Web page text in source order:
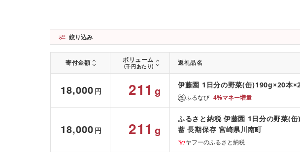
絞り込み
寄付金額 ボリューム
(千円あたり) 返礼品名
18,000 円 211 g ふるなび
伊藤園 1日分の野菜(缶)190g×20本
4%マネー増量
18,000 円 211 g
ヤフーのふるさと納税
ふるさと納税 伊藤園 1日分の野菜(
蓄 長期保存 宮崎県川南町